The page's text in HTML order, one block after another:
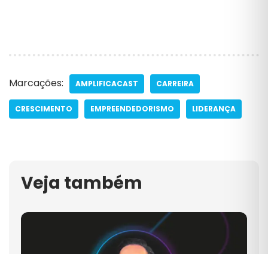
Marcações: AMPLIFICACAST CARREIRA
CRESCIMENTO EMPREENDEDORISMO LIDERANÇA
Veja também